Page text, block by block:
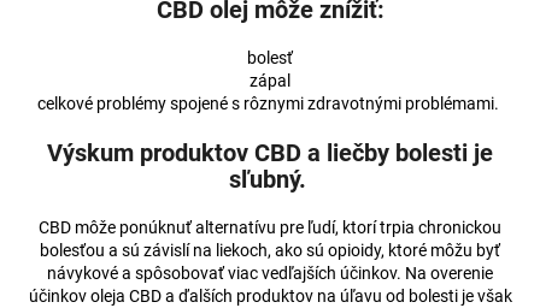
CBD olej môže znížiť:
bolesť
zápal
celkové problémy spojené s rôznymi zdravotnými problémami.
Výskum produktov CBD a liečby bolesti je
sľubný.
CBD môže ponúknuť alternatívu pre ľudí, ktorí trpia chronickou
bolesťou a sú závislí na liekoch, ako sú opioidy, ktoré môžu byť
návykové a spôsobovať viac vedľajších účinkov. Na overenie
účinkov oleja CBD a ďalších produktov na úľavu od bolesti je však
s
HĽADAŤ